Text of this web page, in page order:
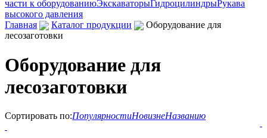
части к оборудованиюЭкскаваторыГидроцилиндрыРукава
высокого давления
Главная
Каталог продукции
Оборудование для
лесозаготовки
Оборудование для
лесозаготовки
Сортировать по:ПопулярностиНовизнеНазванию